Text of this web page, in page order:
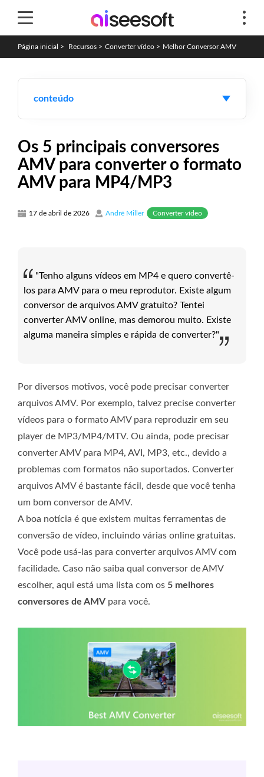
Página inicial > Recursos > Converter vídeo > Melhor Conversor AMV
conteúdo
Os 5 principais conversores
AMV para converter o formato
AMV para MP4/MP3
17 de abril de 2026 André Miller Converter vídeo
"Tenho alguns vídeos em MP4 e quero convertê-
los para AMV para o meu reprodutor. Existe algum
conversor de arquivos AMV gratuito? Tentei
converter AMV online, mas demorou muito. Existe
alguma maneira simples e rápida de converter?"
Por diversos motivos, você pode precisar converter
arquivos AMV. Por exemplo, talvez precise converter
vídeos para o formato AMV para reproduzir em seu
player de MP3/MP4/MTV. Ou ainda, pode precisar
converter AMV para MP4, AVI, MP3, etc., devido a
problemas com formatos não suportados. Converter
arquivos AMV é bastante fácil, desde que você tenha
um bom conversor de AMV.
A boa notícia é que existem muitas ferramentas de
conversão de vídeo, incluindo várias online gratuitas.
Você pode usá-las para converter arquivos AMV com
facilidade. Caso não saiba qual conversor de AMV
escolher, aqui está uma lista com os 5 melhores
conversores de AMV para você.